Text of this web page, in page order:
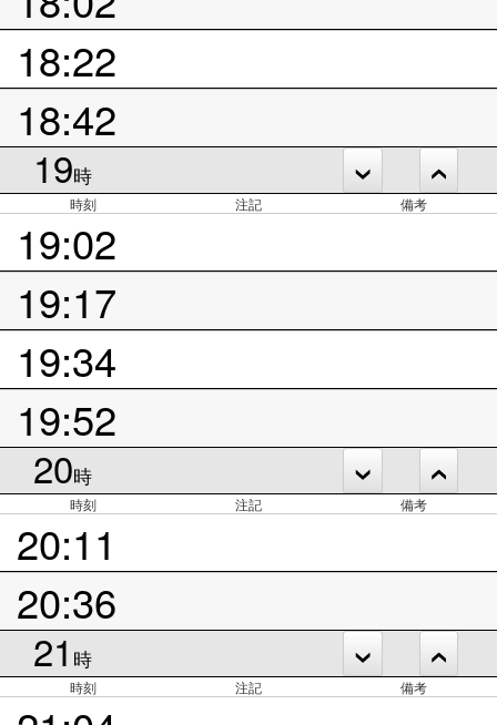
18:22
18:42
19時
時刻 注記 備考
19:02
19:17
19:34
19:52
20時
時刻 注記 備考
20:11
20:36
21 時
時刻 注記 備考